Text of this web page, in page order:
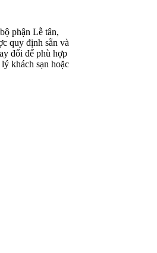
phận Lễ tân,
quy định sẵn và
đổi để phù hợp
khách sạn hoặc